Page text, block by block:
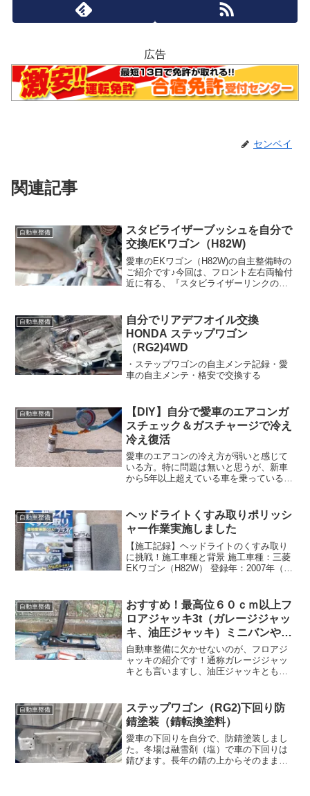
広告
センベイ
関連記事
自動車整備
スタビライザーブッシュを自分で
交換/EKワゴン（H82W)
愛車のEKワゴン（H82W)の自主整備時の
ご紹介です♪今回は、フロント左右両輪付
近に有る、『スタビライザーリンクのブ
しまいました。ある意味、ラッキーで
す。こんな感じです...
自動車整備
自分でリアデフオイル交換
HONDA ステップワゴン
（RG2)4WD
・ステップワゴンの自主メンテ記録・愛
車の自主メンテ・格安で交換する
自動車整備
【DIY】自分で愛車のエアコンガ
スチェック＆ガスチャージで冷え
冷え復活
愛車のエアコンの冷え方が弱いと感じて
いる方。特に問題は無いと思うが、新車
から5年以上超えている車を乗っている
す。その方法を紹介します。＜ポイント
＞ ディーラーやカー用品店...
自動車整備
ヘッドライトくすみ取りポリッシ
ャー作業実施しました
【施工記録】ヘッドライトのくすみ取り
に挑戦！施工車種と背景 施工車種：三菱
EKワゴン（H82W） 登録年：2007年（13
も影響があると感じ、レンズの研磨を決
意しました...
自動車整備
おすすめ！最高位６０ｃｍ以上フ
ロアジャッキ3t（ガレージジャッ
キ、油圧ジャッキ）ミニバンや
SUVが簡単にリフトアップ
自動車整備に欠かせないのが、フロアジ
ャッキの紹介です！通称ガレージジャッ
キとも言いますし、油圧ジャッキとも呼
もいます。これからチャレンジする人も
一番良いフロアジャッキは...
自動車整備
ステップワゴン（RG2)下回り防
錆塗装（錆転換塗料）
愛車の下回りを自分で、防錆塗装しまし
た。冬場は融雪剤（塩）で車の下回りは
錆びます。長年の錆の上からそのまま塗